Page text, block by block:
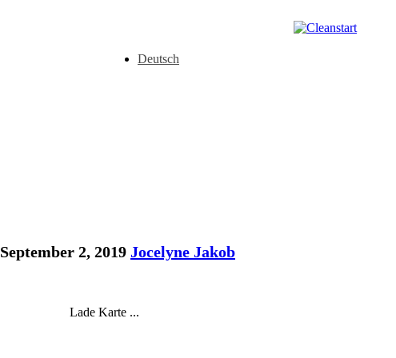
Deutsch
September 2, 2019 Jocelyne Jakob
Lade Karte ...